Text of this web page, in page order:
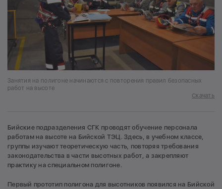
Занятия на полигоне начинаются с повторения правил безопасных
работ на высоте
Скачать
Бийские подразделения СГК проводят обучение персонала
работам на высоте на Бийской ТЭЦ. Здесь, в учебном классе,
группы изучают теоретическую часть, повторяя требования
законодательства в части высотных работ, а закрепляют
практику на специальном полигоне.
Первый прототип полигона для высотников появился на Бийской